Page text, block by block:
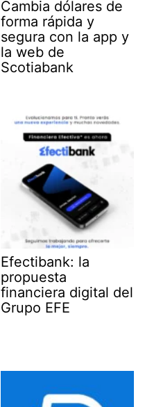
Cambia dólares de
forma rápida y
segura con la app y
la web de
Scotiabank
Efectibank: la
propuesta
financiera digital del
Grupo EFE